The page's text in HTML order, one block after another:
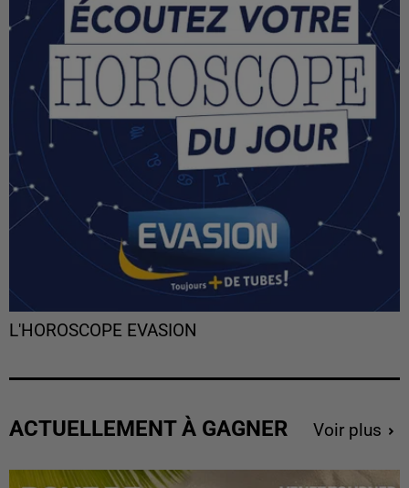
L'HOROSCOPE EVASION
ACTUELLEMENT À GAGNER Voir plus